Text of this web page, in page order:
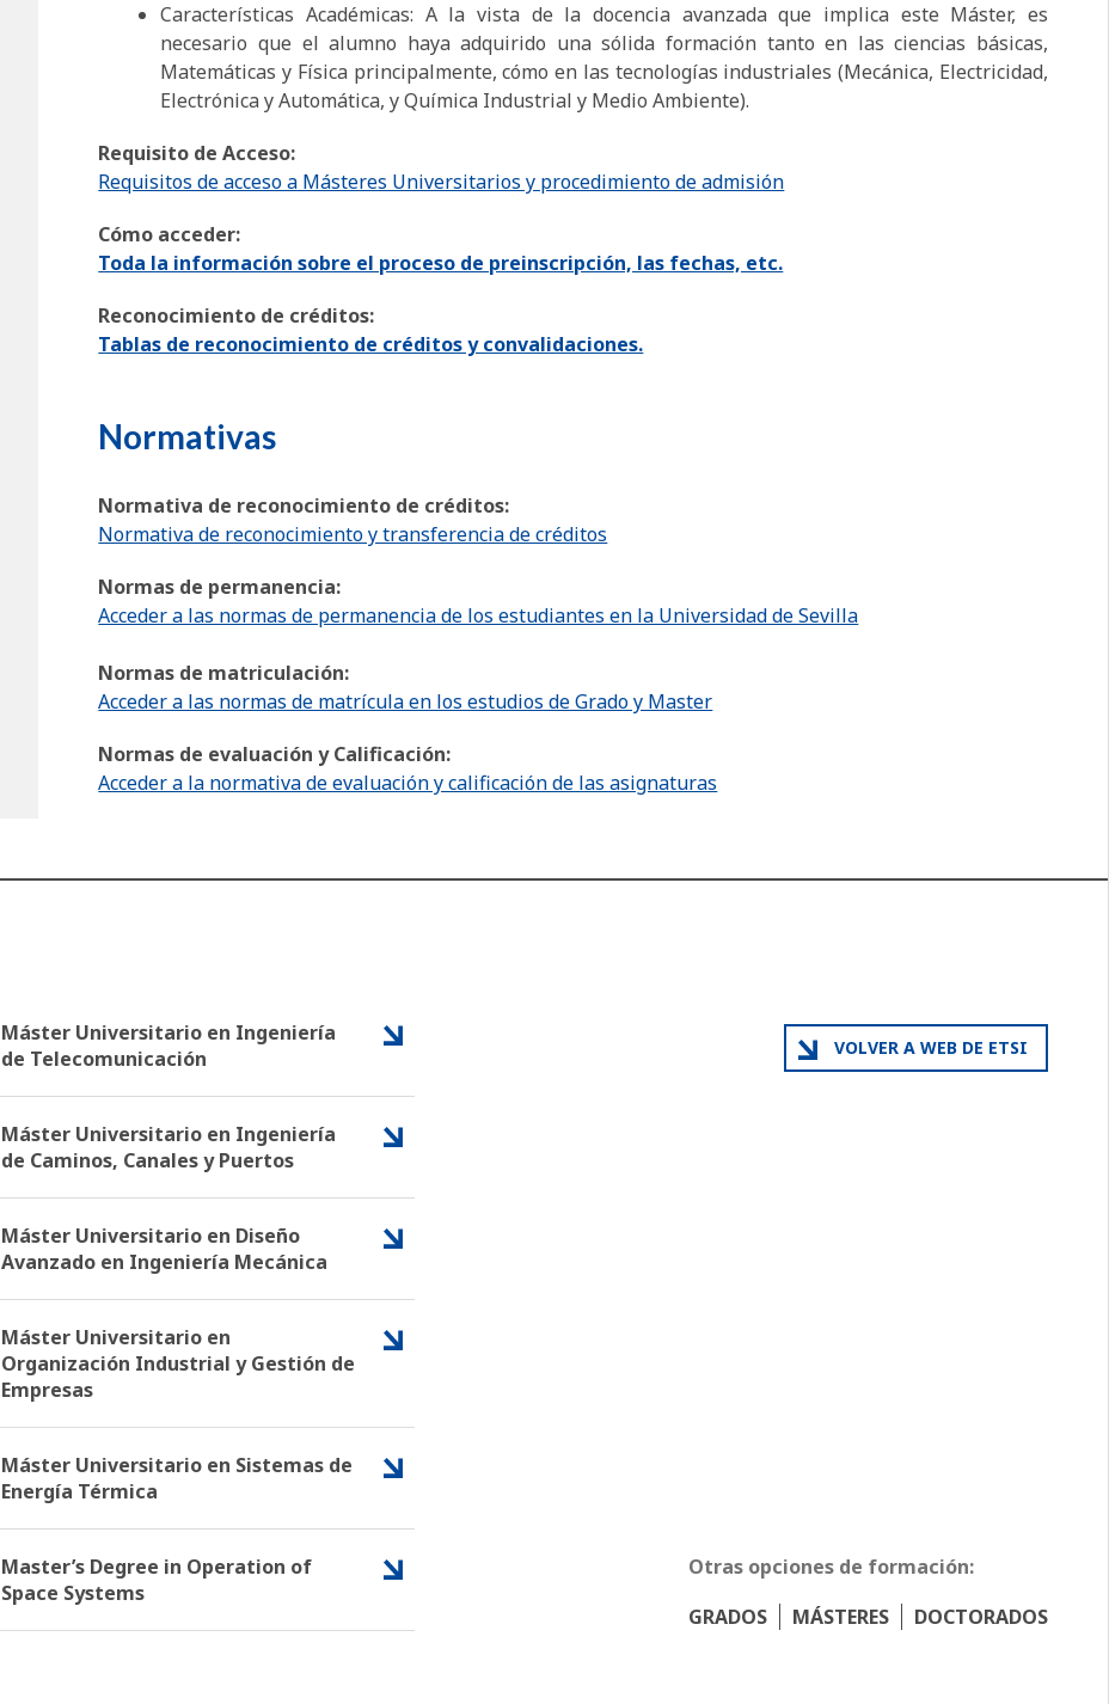
Características Académicas: A la vista de la docencia avanzada que implica este Máster, es
necesario que el alumno haya adquirido una sólida formación tanto en las ciencias básicas,
Matemáticas y Física principalmente, cómo en las tecnologías industriales (Mecánica, Electricidad,
Electrónica y Automática, y Química Industrial y Medio Ambiente).
Requisito de Acceso:
Requisitos de acceso a Másteres Universitarios y procedimiento de admisión
Cómo acceder:
Toda la información sobre el proceso de preinscripción, las fechas, etc.
Reconocimiento de créditos:
Tablas de reconocimiento de créditos y convalidaciones.
Normativas
Normativa de reconocimiento de créditos:
Normativa de reconocimiento y transferencia de créditos
Normas de permanencia:
Acceder a las normas de permanencia de los estudiantes en la Universidad de Sevilla
Normas de matriculación:
Acceder a las normas de matrícula en los estudios de Grado y Master
Normas de evaluación y Calificación:
Acceder a la normativa de evaluación y calificación de las asignaturas
Máster Universitario en Ingeniería
de Telecomunicación
Máster Universitario en Ingeniería
de Caminos, Canales y Puertos
Máster Universitario en Diseño
Avanzado en Ingeniería Mecánica
Máster Universitario en
Organización Industrial y Gestión de
Empresas
Máster Universitario en Sistemas de
Energía Térmica
Master’s Degree in Operation of
Space Systems
VOLVER A WEB DE ETSI
Otras opciones de formación:
GRADOS
MÁSTERES DOCTORADOS